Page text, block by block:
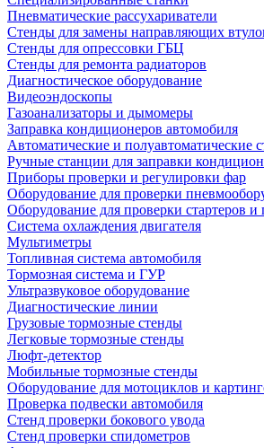
Пневматические рассухариватели
Стенды для замены направляющих
Стенды для опрессовки ГБЦ
Стенды для ремонта радиаторов
Диагностическое оборудование
Видеоэндоскопы
Газоанализаторы и дымомеры
Заправка кондиционеров автомобиля
Автоматические и полуавтоматические
Ручные станции для заправки
Приборы проверки и регулировки фар
Оборудование для проверки
Оборудование для проверки стартеров и
Система охлаждения двигателя
Мультиметры
Топливная система автомобиля
Тормозная система и ГУР
Ультразвуковое оборудование
Диагностические линии
Грузовые тормозные стенды
Легковые тормозные стенды
Люфт-детектор
Мобильные тормозные стенды
Оборудование для мотоциклов и
Проверка подвески автомобиля
Стенд проверки бокового увода
Стенд проверки спидометров